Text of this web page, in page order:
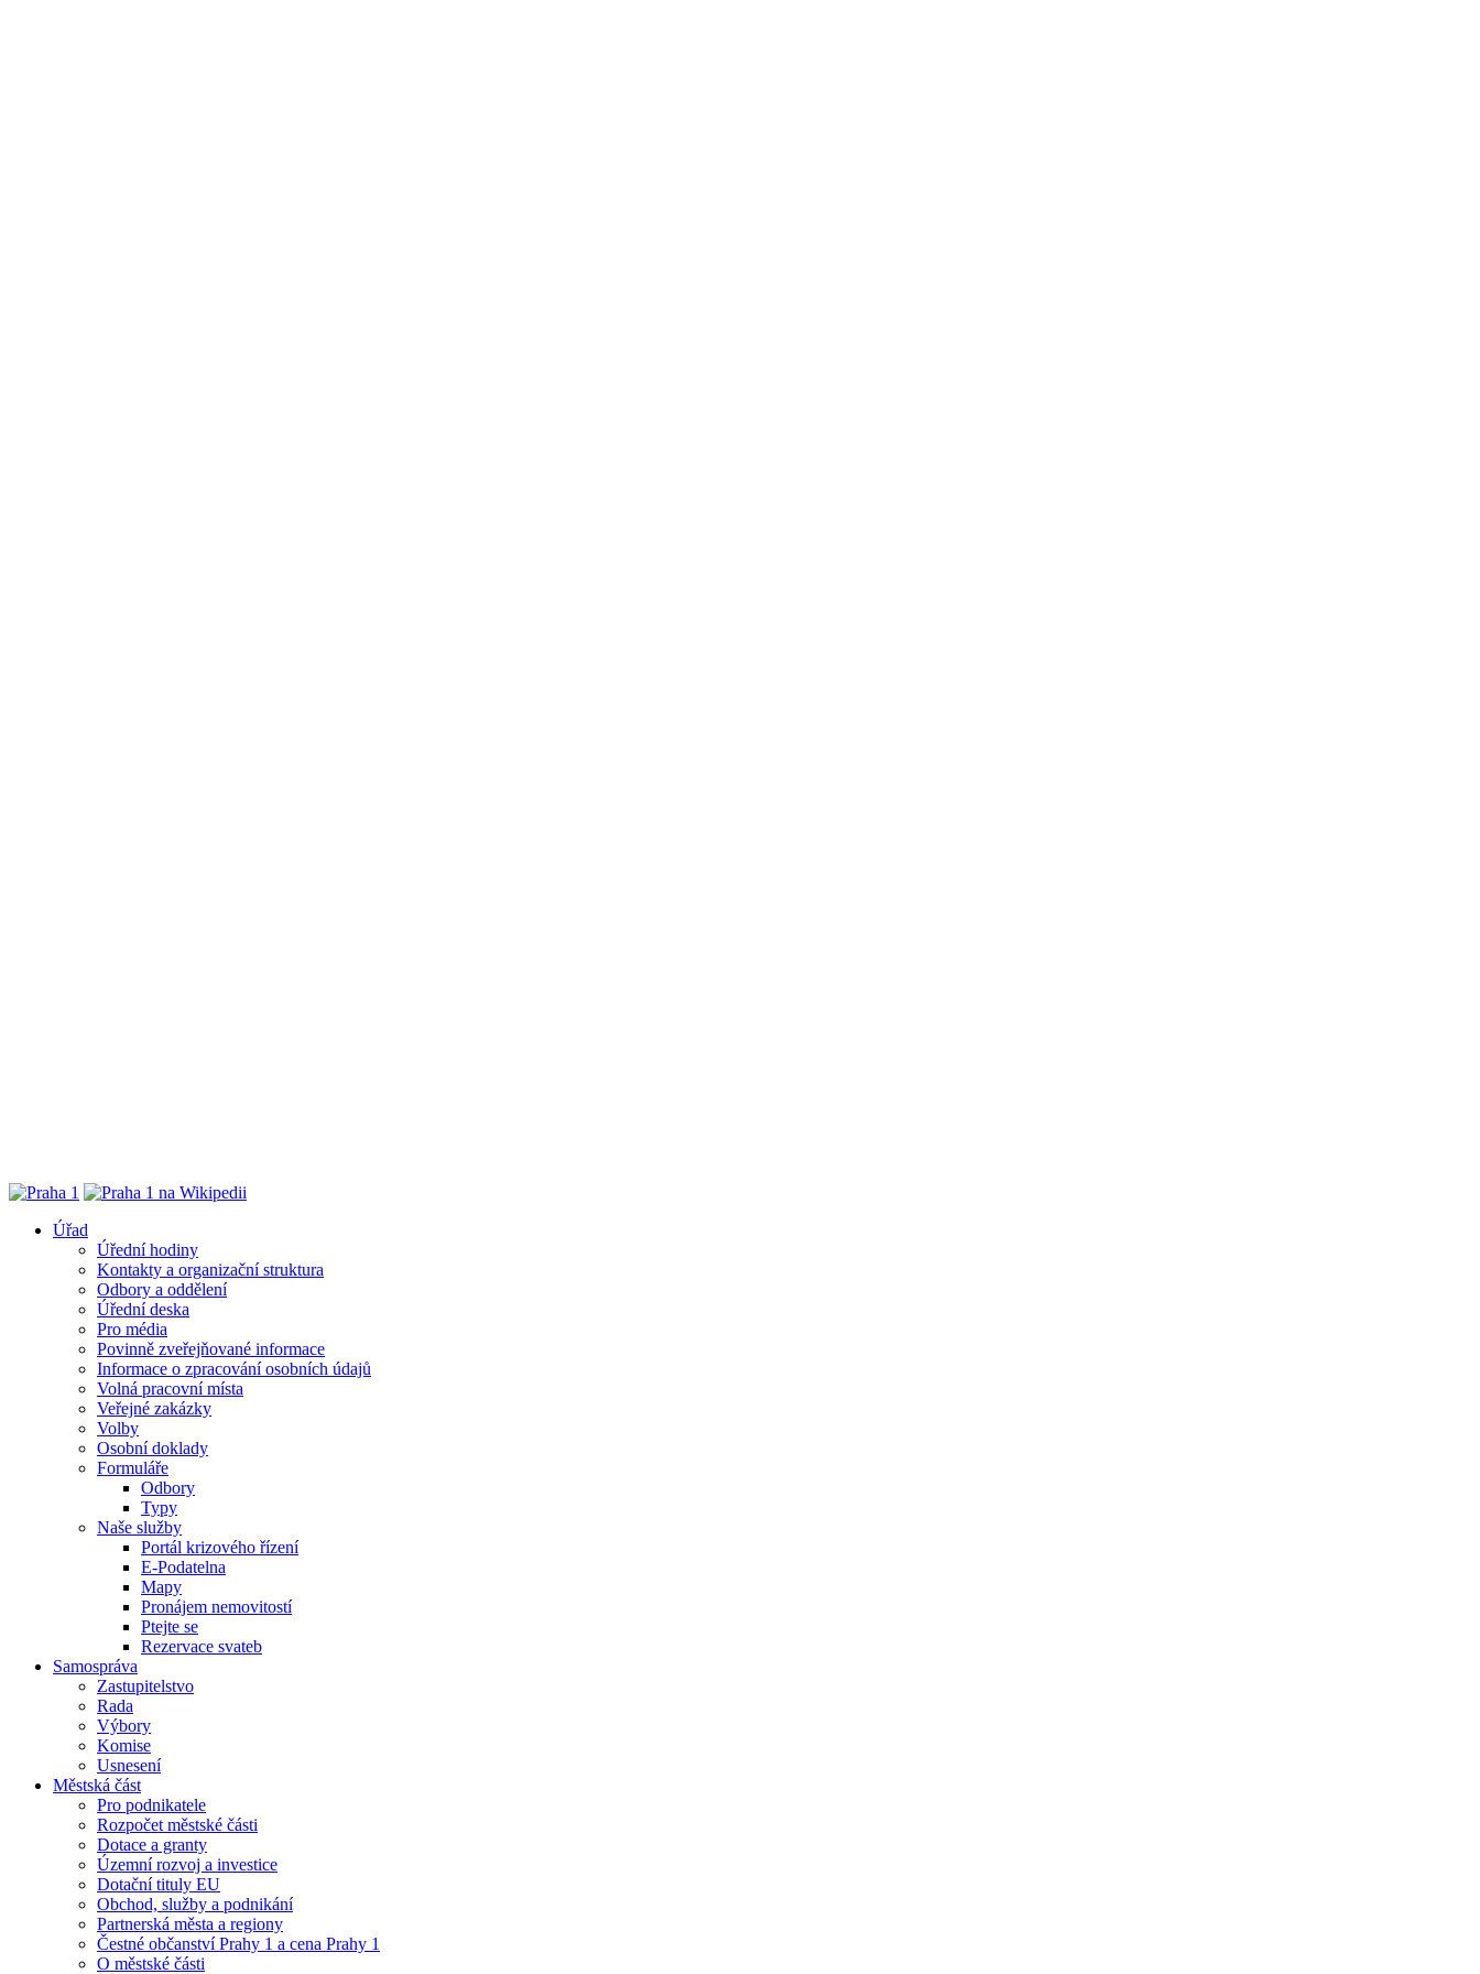
Úřad
Úřední hodiny
Kontakty a organizační struktura
Odbory a oddělení
Úřední deska
Pro média
Povinně zveřejňované informace
Informace o zpracování osobních údajů
Volná pracovní místa
Veřejné zakázky
Volby
Osobní doklady
Formuláře
Odbory
Typy
Naše služby
Portál krizového řízení
E-Podatelna
Mapy
Pronájem nemovitostí
Ptejte se
Rezervace svateb
Samospráva
Zastupitelstvo
Rada
Výbory
Komise
Usnesení
Městská část
Pro podnikatele
Rozpočet městské části
Dotace a granty
Územní rozvoj a investice
Dotační tituly EU
Obchod, služby a podnikání
Partnerská města a regiony
Čestné občanství Prahy 1 a cena Prahy 1
O městské části